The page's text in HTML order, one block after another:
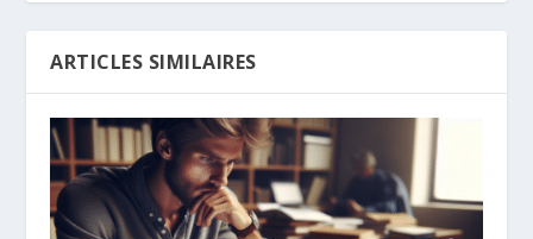
ARTICLES SIMILAIRES